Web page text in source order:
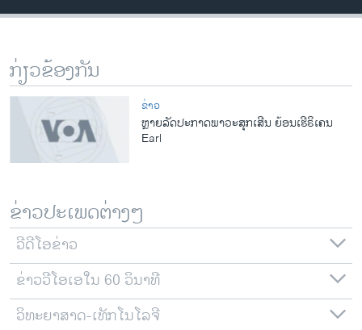
ພາສາອັງກິດ
ສຽງ
ລາຍງານ
ຕິດຕາມພວກເຮົາ ທີ່
ພາສາຕ່າງໆ
ກ່ຽວຂ້ອງກັນ
ຂ່າວ
ຫຼາຍລັດປະກາດພາວະສຸກເສີນ ຍ້ອນເຮີຣິເຄນ
Earl
ຂ່າວປະເພດຕ່າງໆ
ວີດີໂອຂ່າວ
ຂ່າວວີໂອເອໃນ 60 ວິນາທີ
ວິທະຍາສາດ-ເທັກໂນໂລຈີ